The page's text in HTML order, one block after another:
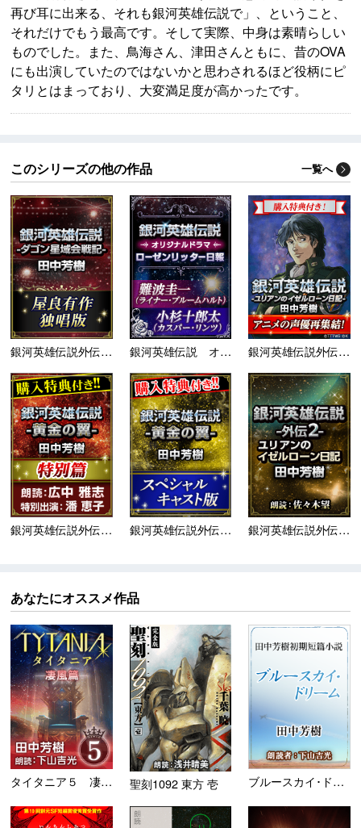
再び耳に出来る、それも銀河英雄伝説で」、ということ、
それだけでもう最高です。そして実際、中身は素晴らしい
ものでした。また、鳥海さん、津田さんともに、昔のOVA
にも出演していたのではないかと思わされるほど役柄にピ
タリとはまっており、大変満足度が高かったです。
このシリーズの他の作品 一覧へ
銀河英雄伝説外伝 ダゴ... 銀河英雄伝説 オリジナ... 銀河英雄伝説外伝 ユリ...
銀河英雄伝説外伝 黄金... 銀河英雄伝説外伝 黄金... 銀河英雄伝説外伝2 ユ...
あなたにオススメ作品
タイタニア５ 凄風篇 聖刻1092 東方 壱 ブルースカイ･ドリーム ＜田...